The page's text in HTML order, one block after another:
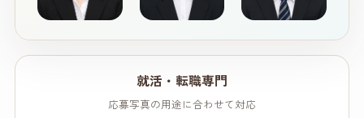
就活・転職専門
応募写真の用途に合わせて対応